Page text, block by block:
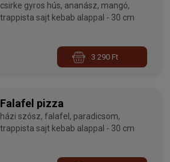
csirke gyros hús, ananász, mangó,
trappista sajt kebab alappal - 30 cm
3 290 Ft
Falafel pizza
házi szósz, falafel, paradicsom,
trappista sajt kebab alappal - 30 cm